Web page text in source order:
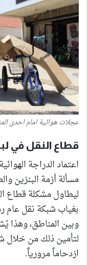
عجلات هوائية امام احدى
قطاع النقل في
اعتماد الدراجة
مسألة أزمة البنزين
ليطاول مشكلة قطاع
بغياب شبكة نقل عام
وبين المناطق، وهذا
لتأمين ذلك من خلال
ازدحاماً مرورياً.